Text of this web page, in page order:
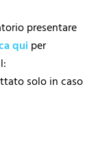
presentare
qui per
solo in caso